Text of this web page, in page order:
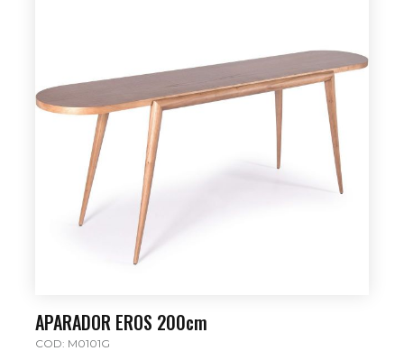
APARADOR EROS 200cm
COD: M0101G